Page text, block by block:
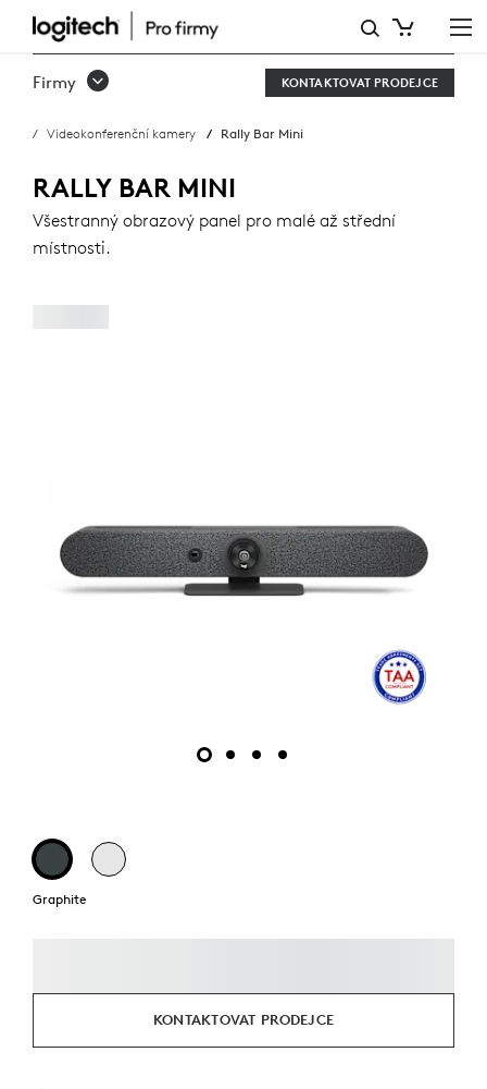
RALLY
BAR
Firmy KONTAKTOVAT PRODEJCE
Videokonferenční kamery Rally Bar Mini
RALLY BAR MINI
Všestranný obrazový panel pro malé až střední
místnosti.
Graphite
KONTAKTOVAT PRODEJCE